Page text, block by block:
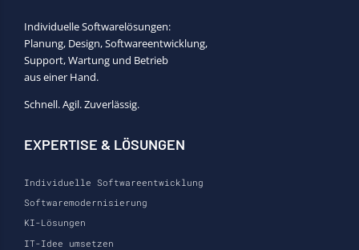
Individuelle Softwarelösungen:
Planung, Design, Softwareentwicklung,
Support, Wartung und Betrieb
aus einer Hand.
Schnell. Agil. Zuverlässig.
EXPERTISE & LÖSUNGEN
Individuelle Softwareentwicklung
Softwaremodernisierung
KI-Lösungen
IT-Idee umsetzen